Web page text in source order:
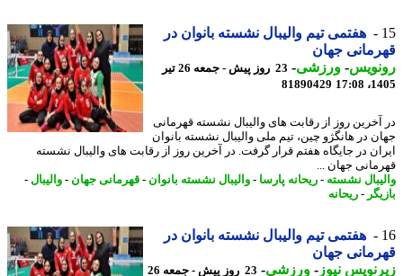
هفتمی تیم والیبال نشسته بانوان در
جهان
-ورزشی-
23 روز پیش - جمعه 26 تیر
81890429
روز از رقابت های والیبال نشسته قهرمانی
در هانگژو چین، تیم ملی والیبال نشسته بانوان
در جایگاه هفتم قرار گرفت. در آخرین روز از رقابت های والیبال نشسته
جهان ...
نشسته-ریحانه پارسا-والیبال نشسته بانوان- قهرمانی جهان-والیبال-
-ریحانه
هفتمی تیم والیبال نشسته بانوان در
جهان
نیوز-ورزشی-
23 روز پیش - جمعه 26